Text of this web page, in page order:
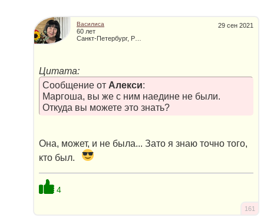
29 сен 2021
Василиса
60 лет
Цитата:
Сообщение от Алекси:
Маргоша, вы же с ним наедине не были.
Откуда вы можете это знать?
Она, может, и не была... Зато я знаю точно того,
кто был.
4
161